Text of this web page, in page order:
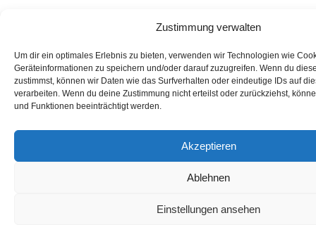
Zustimmung verwalten
Um dir ein optimales Erlebnis zu bieten, verwenden wir Technologien wie
Geräteinformationen zu speichern und/oder darauf zuzugreifen. Wenn du
zustimmst, können wir Daten wie das Surfverhalten oder eindeutige IDs auf
verarbeiten. Wenn du deine Zustimmung nicht erteilst oder zurückziehst,
und Funktionen beeinträchtigt werden.
Akzeptieren
Ablehnen
Einstellungen ansehen